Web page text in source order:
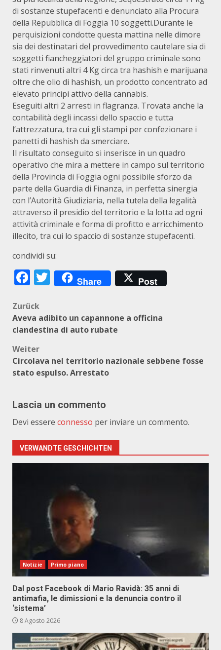
di sostanze stupefacenti e denunciato alla Procura
della Repubblica di Foggia 10 soggetti.Durante le
perquisizioni condotte questa mattina nelle dimore
sia dei destinatari del provvedimento cautelare sia di
soggetti fiancheggiatori del gruppo criminale sono
stati rinvenuti altri 4 Kg circa tra hashish e marijuana
oltre che olio di hashish, un prodotto concentrato ad
elevato principi attivo della cannabis.
Eseguiti altri 2 arresti in flagranza. Trovata anche la
contabilità degli incassi dello spaccio e tutta
l’attrezzatura, tra cui gli stampi per confezionare i
panetti di hashish da smerciare.
Il risultato conseguito si inserisce in un quadro
operativo che mira a mettere in campo sul territorio
della Provincia di Foggia ogni possibile sforzo da
parte della Guardia di Finanza, in perfetta sinergia
con l’Autorità Giudiziaria, nella tutela della legalità
attraverso il presidio del territorio e la lotta ad ogni
attività criminale e forma di profitto e arricchimento
illecito, tra cui lo spaccio di sostanze stupefacenti.
condividi su:
Facebook
Twitter
Share Post
Beitragsnavigation
Zurück
Aveva adibito un capannone a officina
clandestina di auto rubate
Weiter
Circolava nel territorio nazionale sebbene fosse
stato espulso. Arrestato
Lascia un commento
Devi essere connesso per inviare un commento.
VERWANDTE GESCHICHTEN
Notizie Primo piano
Dal post Facebook di Mario Ravidà: 35 anni di
antimafia, le dimissioni e la denuncia contro il
‘sistema’
8 Agosto 2026